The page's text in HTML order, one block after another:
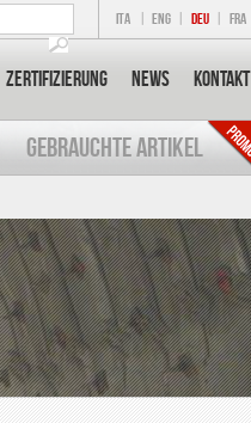
Zertifizierung News Kontakt
ITA ENG DEU FRA
GEBRAUCHTE ARTIKEL